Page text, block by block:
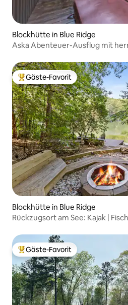
Blockhütte in Blue Ridge
Aska Abenteuer-Ausflug mit
Beliebter Gäste-Favorit.
Gäste-Favorit
Blockhütte in Blue Ridge
Rückzugsort am See: Kajak |
Beliebter Gäste-Favorit.
Gäste-Favorit